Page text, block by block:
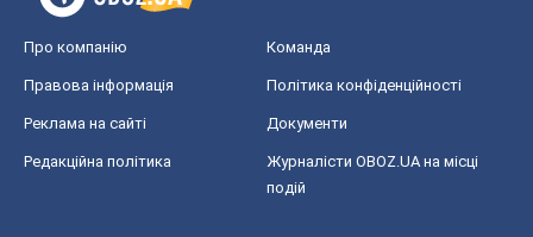
Про компанію Команда
Правова інформація Політика конфіденційності
Реклама на сайті Документи
Редакційна політика
Журналісти OBOZ.UA на місці
подій